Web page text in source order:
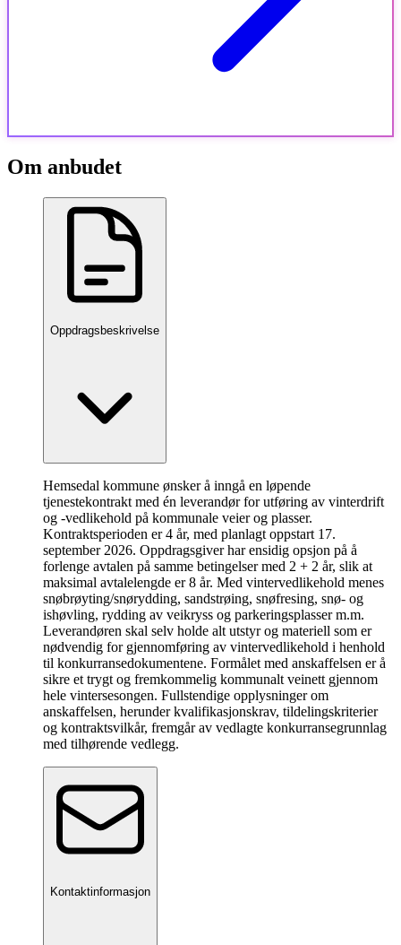
Om anbudet
Oppdragsbeskrivelse
Hemsedal kommune ønsker å inngå en løpende
tjenestekontrakt med én leverandør for utføring av vinterdrift
og -vedlikehold på kommunale veier og plasser.
Kontraktsperioden er 4 år, med planlagt oppstart 17.
september 2026. Oppdragsgiver har ensidig opsjon på å
forlenge avtalen på samme betingelser med 2 + 2 år, slik at
maksimal avtalelengde er 8 år. Med vintervedlikehold menes
snøbrøyting/snørydding, sandstrøing, snøfresing, snø- og
ishøvling, rydding av veikryss og parkeringsplasser m.m.
Leverandøren skal selv holde alt utstyr og materiell som er
nødvendig for gjennomføring av vintervedlikehold i henhold
til konkurransedokumentene. Formålet med anskaffelsen er å
sikre et trygt og fremkommelig kommunalt veinett gjennom
hele vintersesongen. Fullstendige opplysninger om
anskaffelsen, herunder kvalifikasjonskrav, tildelingskriterier
og kontraktsvilkår, fremgår av vedlagte konkurransegrunnlag
med tilhørende vedlegg.
Kontaktinformasjon